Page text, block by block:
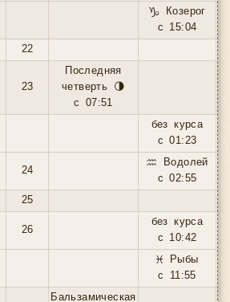
♑ Козерог
с 15:04
22
23
Последняя
четверть 🌗
с 07:51
без курса
с 01:23
24
♒ Водолей
с 02:55
25
26
без курса
с 10:42
♓ Рыбы
с 11:55
Бальзамическая